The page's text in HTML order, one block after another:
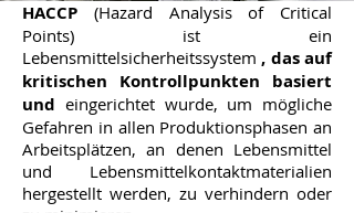
HACCP (Hazard Analysis of Critical
Points) ist ein
Lebensmittelsicherheitssystem , das auf
kritischen Kontrollpunkten basiert
und eingerichtet wurde, um mögliche
Gefahren in allen Produktionsphasen an
Arbeitsplätzen, an denen Lebensmittel
und Lebensmittelkontaktmaterialien
hergestellt werden, zu verhindern oder